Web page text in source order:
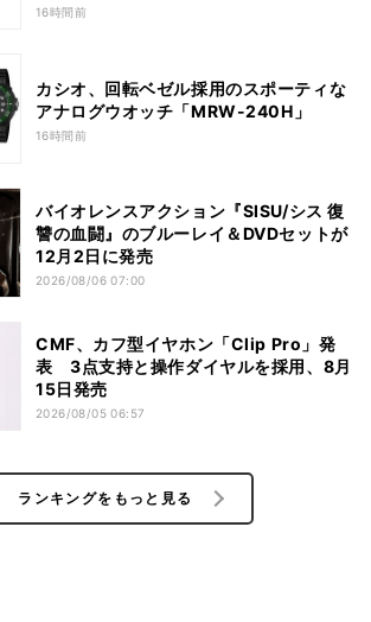
16時間前
カシオ、回転ベゼル採用のスポーティな
アナログウオッチ「MRW-240H」
16時間前
バイオレンスアクション『SISU/シス 復
讐の血闘』のブルーレイ＆DVDセットが
12月2日に発売
2026/08/06 07:00
CMF、カフ型イヤホン「Clip Pro」発
表 3点支持と操作ダイヤルを採用、8月
15日発売
2026/08/05 06:57
ランキングをもっと見る